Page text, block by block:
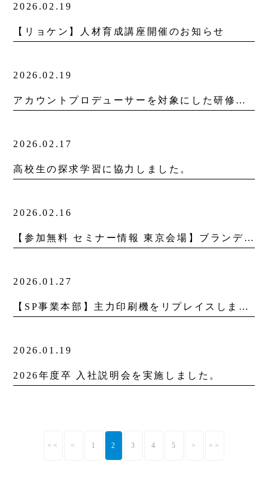
2026.02.19
【リョケン】人材育成講座開催のお知らせ
2026.02.19
アカウントプロデューサーを対象にした研修会を実施
2026.02.17
高校生の探求学習に協力しました。
2026.02.16
【参加無料 セミナー情報 東京会場】ブランディングセミナー開催のお知らせ
2026.01.27
【SP事業本部】主力印刷機をリプレイスしました。
2026.01.19
2026年度卒 入社説明会を実施しました。
<< < 1 2 3 4 5 > >>